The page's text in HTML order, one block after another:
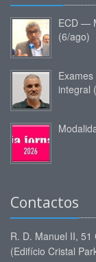
ECD —
(6/ago)
integral
Contactos
R. D. Manuel II, 51
(Edifício Cristal